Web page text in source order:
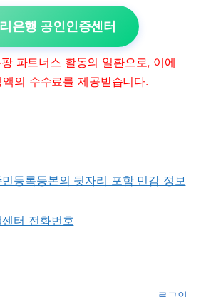
은행 공인인증센터
파트너스 활동의 일환으로, 이에
의 수수료를 제공받습니다.
등록등본의 뒷자리 포함 민감 정보
터 전화번호